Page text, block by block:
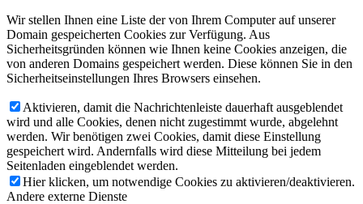
Wir stellen Ihnen eine Liste der von Ihrem Computer auf unserer
Domain gespeicherten Cookies zur Verfügung. Aus
Sicherheitsgründen können wie Ihnen keine Cookies anzeigen, die
von anderen Domains gespeichert werden. Diese können Sie in den
Sicherheitseinstellungen Ihres Browsers einsehen.
Aktivieren, damit die Nachrichtenleiste dauerhaft ausgeblendet
wird und alle Cookies, denen nicht zugestimmt wurde, abgelehnt
werden. Wir benötigen zwei Cookies, damit diese Einstellung
gespeichert wird. Andernfalls wird diese Mitteilung bei jedem
Seitenladen eingeblendet werden.
Hier klicken, um notwendige Cookies zu aktivieren/deaktivieren.
Andere externe Dienste